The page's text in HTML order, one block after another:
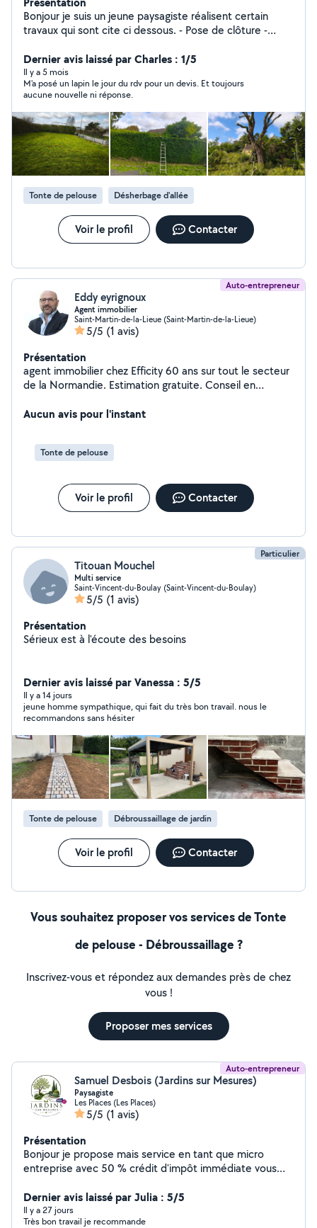
Bonjour je suis un jeune paysagiste réalisent certain
travaux qui sont cite ci dessous. - Pose de clôture -
Création de gazon - Taille et élagage d'arbres - Remise
en état jardin ou champ
Dernier avis laissé par Charles : 1/5
Il y a 5 mois
M'a posé un lapin le jour du rdv pour un devis. Et toujours
aucune nouvelle ni réponse.
Tonte de pelouse Désherbage d'allée
Voir le profil Contacter
Auto-entrepreneur
Eddy eyrignoux
Agent immobilier
Saint-Martin-de-la-Lieue (Saint-Martin-de-la-Lieue)
5/5 (1 avis)
Présentation
agent immobilier chez Efficity 60 ans sur tout le secteur
de la Normandie. Estimation gratuite. Conseil en
Aucun avis pour l'instant
Tonte de pelouse
Voir le profil Contacter
Particulier
Titouan Mouchel
Multi service
Saint-Vincent-du-Boulay (Saint-Vincent-du-Boulay)
5/5 (1 avis)
Présentation
Sérieux est à l'écoute des besoins
Dernier avis laissé par Vanessa : 5/5
Il y a 14 jours
jeune homme sympathique, qui fait du très bon travail. nous le
recommandons sans hésiter
Tonte de pelouse Débroussaillage de jardin
Voir le profil Contacter
Vous souhaitez proposer vos services de Tonte
de pelouse - Débroussaillage ?
Inscrivez-vous et répondez aux demandes près de chez
vous !
Proposer mes services
Auto-entrepreneur
Samuel Desbois (Jardins sur Mesures)
Paysagiste
Les Places (Les Places)
5/5 (1 avis)
Présentation
Bonjour je propose mais service en tant que micro
entreprise avec 50 % crédit d'impôt immédiate vous
verts Taille haie et arbustes Désherbage Élagage
Dernier avis laissé par Julia : 5/5
Il y a 27 jours
Très bon travail je recommande